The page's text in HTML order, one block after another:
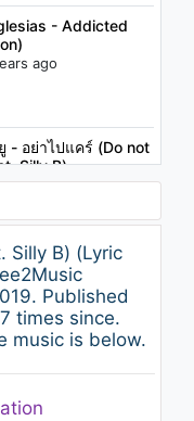
- Addicted
ago
- อย่าไปแคร์ (Do not
Silly B)
ago
พงษ์ - ตะดนไป่
ago
ago
B) (Lyric
Published
times since.
music is below.